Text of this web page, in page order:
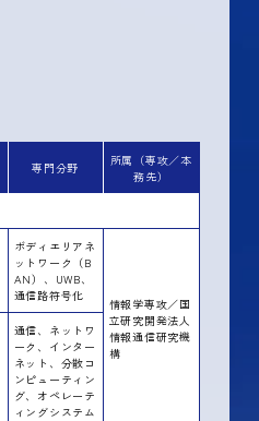
専門分野
所属（専攻／本
務先）
ボディエリアネ
ットワーク（B
AN）、UWB、
通信路符号化
情報学専攻／国
立研究開発法人
情報通信研究機
構
通信、ネットワ
ーク、インター
ネット、分散コ
ンピューティン
グ、オペレーテ
ィングシステム